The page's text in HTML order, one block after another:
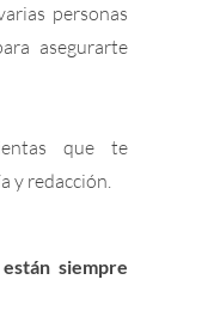
personas
asegurarte
que te
y redacción.
siempre